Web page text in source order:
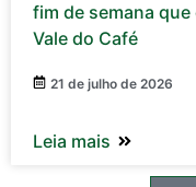
fim de semana
Vale do Café
21 de julho de 2026
Leia mais